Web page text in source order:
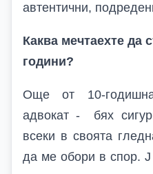
автентични,
Каква мечтаехте да
години?
Още от 10-
адвокат - бях
всеки в своята
да ме обори в спор. J